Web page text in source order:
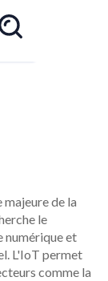
de la
le
numérique et
L'IoT permet
comme la